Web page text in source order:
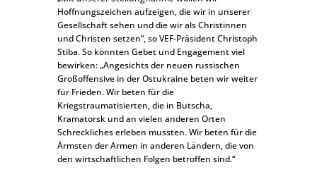
Hoffnungszeichen aufzeigen, die wir in unserer
Gesellschaft sehen und die wir als Christinnen
und Christen setzen“, so VEF-Präsident Christoph
Stiba. So könnten Gebet und Engagement viel
bewirken: „Angesichts der neuen russischen
Großoffensive in der Ostukraine beten wir weiter
für Frieden. Wir beten für die
Kriegstraumatisierten, die in Butscha,
Kramatorsk und an vielen anderen Orten
Schreckliches erleben mussten. Wir beten für die
Ärmsten der Armen in anderen Ländern, die von
den wirtschaftlichen Folgen betroffen sind.“